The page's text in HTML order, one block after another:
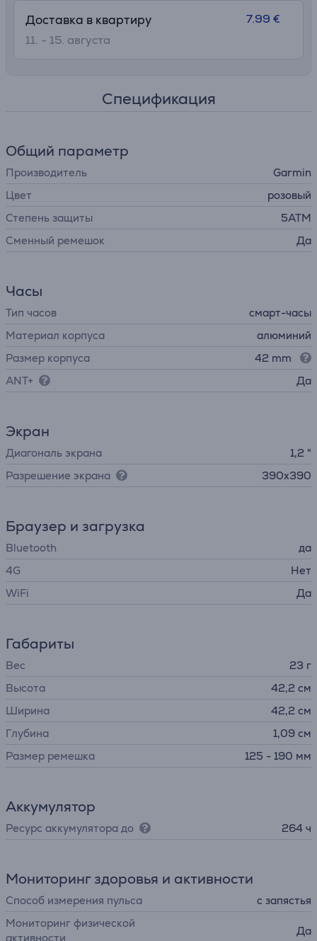
Доставка в квартиру
11. - 15. августа
7.99 €
Спецификация
Общий параметр
Производитель
Garmin
Цвет
розовый
Степень защиты
5ATM
Сменный ремешок
Да
Часы
Тип часов
смарт-часы
Материал корпуса
алюминий
Размер корпуса
42 mm
ANT+
Да
Экран
Диагональ экрана
1,2 "
Разрешение экрана
390x390
Браузер и загрузка
Bluetooth
да
4G
Нет
WiFi
Да
Габариты
Вес
23 г
Высота
42,2 см
Ширина
42,2 см
Глубина
1,09 см
Размер ремешка
125 - 190 мм
Аккумулятор
Ресурс аккумулятора до 264 ч
Мониторинг здоровья и активности
Способ измерения пульса
с запястья
Мониторинг физической
активности
Да